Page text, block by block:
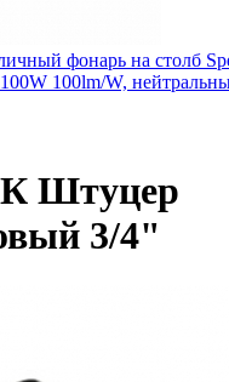
фонарь на столб
100lm/W,
Штуцер
3/4"